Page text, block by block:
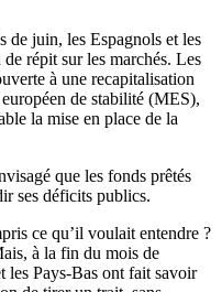
de juin, les Espagnols et les
répit sur les marchés. Les
à une recapitalisation
de stabilité (MES),
la mise en place de la
que les fonds prêtés
ses déficits publics.
ce qu’il voulait entendre ?
à la fin du mois de
les Pays-Bas ont fait savoir